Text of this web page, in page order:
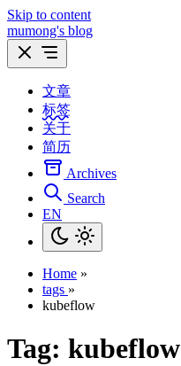
Skip to content
mumong's blog
文章
标签
关于
简历
Archives
Search
EN
Home »
tags »
kubeflow
Tag: kubeflow